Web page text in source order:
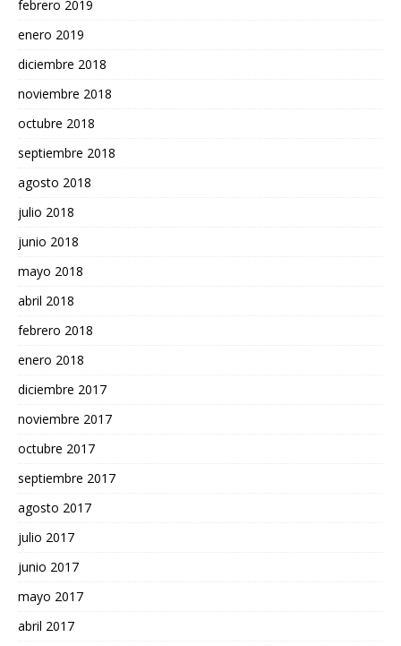
febrero 2019
enero 2019
diciembre 2018
noviembre 2018
octubre 2018
septiembre 2018
agosto 2018
julio 2018
junio 2018
mayo 2018
abril 2018
febrero 2018
enero 2018
diciembre 2017
noviembre 2017
octubre 2017
septiembre 2017
agosto 2017
julio 2017
junio 2017
mayo 2017
abril 2017